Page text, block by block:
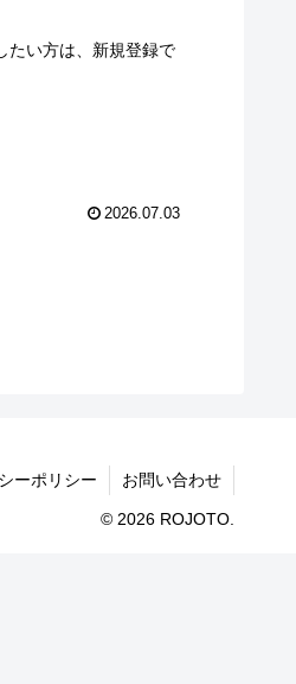
たい方は、新規登録で
2026.07.03
ーポリシー お問い合わせ
© 2026 ROJOTO.